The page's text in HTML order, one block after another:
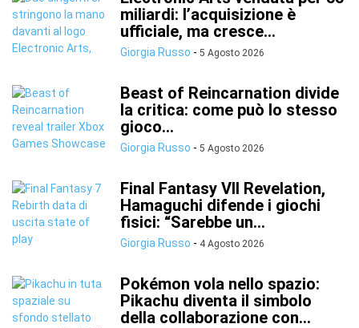
miliardi: l’acquisizione è
ufficiale, ma cresce...
Giorgia Russo - 5 Agosto 2026
Beast of Reincarnation divide
la critica: come può lo stesso
gioco...
Giorgia Russo - 5 Agosto 2026
Final Fantasy VII Revelation,
Hamaguchi difende i giochi
fisici: “Sarebbe un...
Giorgia Russo - 4 Agosto 2026
Pokémon vola nello spazio:
Pikachu diventa il simbolo
della collaborazione con...